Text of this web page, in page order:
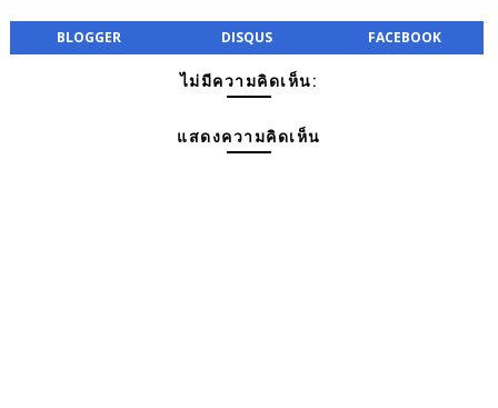
BLOGGER DISQUS FACEBOOK
ไม่มีความคิดเห็น:
แสดงความคิดเห็น